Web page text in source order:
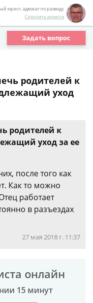
юрист, адвокат по разводу
Спросить юриста
Задать вопрос
родителей к
уход
родителей к
уход за ее
после того как
Как то можно
работает
в разъездах
27 мая 2018 г. 11:37
онлайн
15 минут